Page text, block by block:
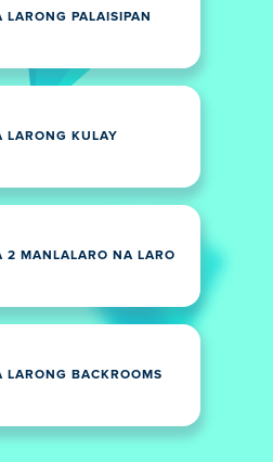
LARONG PALAISIPAN
LARONG KULAY
2 MANLALARO NA LARO
LARONG BACKROOMS